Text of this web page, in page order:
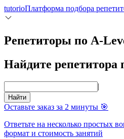
tutorioПлатформа подбора
Репетиторы по A-
Найдите репетитора
|
Найти
Оставьте заказ за 2 минуты 🎯
Ответьте на несколько простых
формат и стоимость занятий